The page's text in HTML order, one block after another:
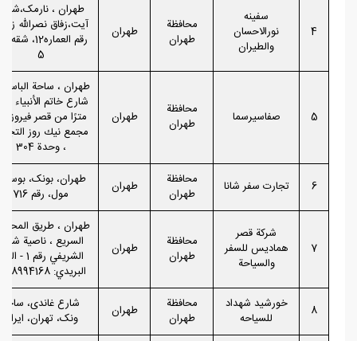
4
سفینه
نورالاحسان
والطیران
محافظة
طهران
طهران
طهران ،
آیت،زفاق نصرالله
رقم العماره12،
5
5 صفاسیرسما
محافظة
طهران
طهران
طهران ، ساحة
مترًا من قصر
مجمع نيك روز
، وحدة 304
6 تجارت سفر شانا
محافظة
طهران
طهران
طهران، بونک،
مول، رقم 716
7
شركة قصر
هماديس للسفر
والسياحة
محافظة
طهران
طهران
طهران ، طريق
السريع ، ناصية
الشريفي رقم 1 -
البريدي: 1768994168
8
خورشید شهداد
للسیاحه
محافظة
طهران
طهران
شارع غاندی، ساحه
ونک، تهران، ایران